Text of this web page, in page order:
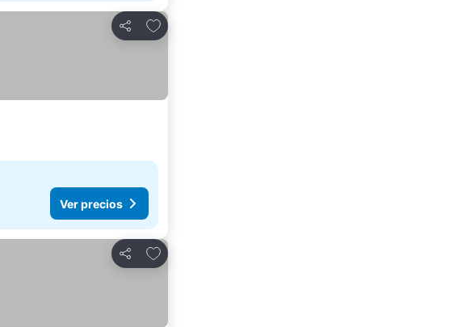
Compartir
Añadir a favoritos
Ver precios
Compartir
Añadir a favoritos